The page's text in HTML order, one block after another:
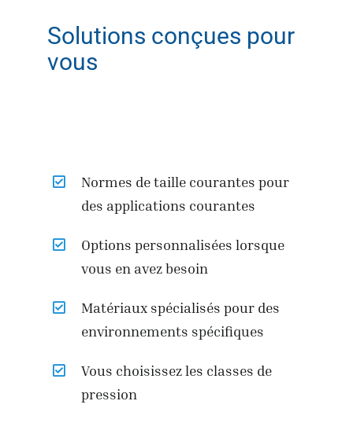
Solutions conçues pour
vous
Normes de taille courantes pour
des applications courantes
Options personnalisées lorsque
vous en avez besoin
Matériaux spécialisés pour des
environnements spécifiques
Vous choisissez les classes de
pression